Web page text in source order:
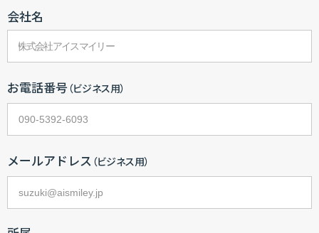
会社名
お電話番号（ビジネス用）
メールアドレス （ビジネス用）